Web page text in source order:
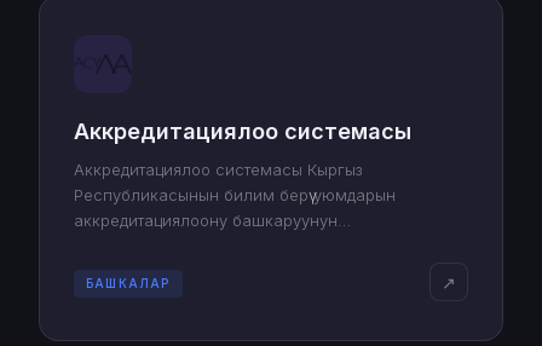
Аккредитациялоо системасы
Аккредитациялоо системасы Кыргыз
Республикасынын билим берүү уюмдарын
аккредитациялоону башкаруунун
БАШКАЛАР ↗